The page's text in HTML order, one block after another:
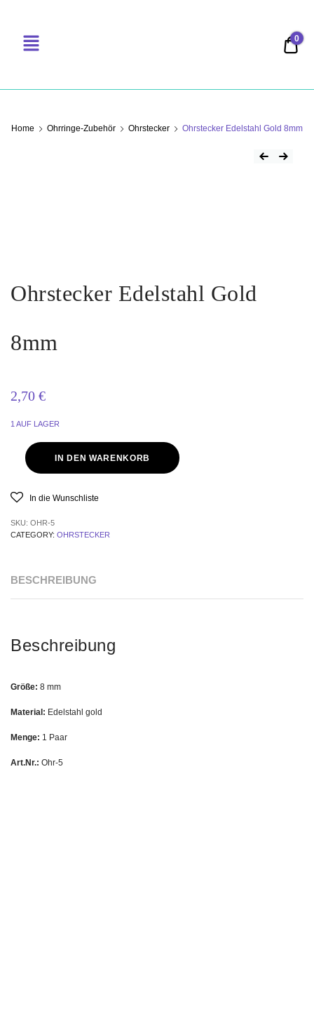
0
Home Ohrringe-Zubehör Ohrstecker Ohrstecker Edelstahl Gold 8mm
Ohrstecker Edelstahl Gold
8mm
2,70 €
1 AUF LAGER
IN DEN WARENKORB
In die Wunschliste
SKU: OHR-5
CATEGORY: OHRSTECKER
BESCHREIBUNG
Beschreibung
Größe: 8 mm
Material: Edelstahl gold
Menge: 1 Paar
Art.Nr.: Ohr-5